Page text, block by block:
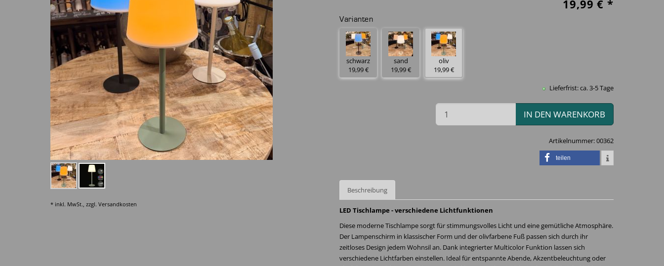
* inkl. MwSt., zzgl. Versandkosten
19,99 € *
Varianten
schwarz
19,99 €
sand
19,99 €
oliv
19,99 €
Lieferfrist: ca. 3-5 Tage
IN DEN WARENKORB
Artikelnummer:00362
teilen
Beschreibung
LED Tischlampe - verschiedene Lichtfunktionen
Diese moderne Tischlampe sorgt für stimmungsvolles Licht und eine gemütliche Atmosphäre.
Der Lampenschirm in klassischer Form und der olivfarbene Fuß passen sich durch ihr
zeitloses Design jedem Wohnsil an. Dank integrierter Multicolor Funktion lassen sich
verschiedene Lichtfarben einstellen. Ideal für entspannte Abende, Akzentbeleuchtung oder